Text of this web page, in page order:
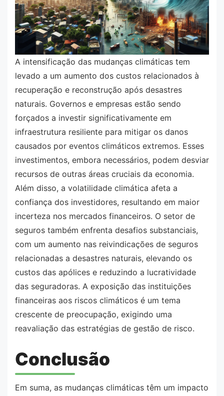
A intensificação das mudanças climáticas tem
levado a um aumento dos custos relacionados à
recuperação e reconstrução após desastres
naturais. Governos e empresas estão sendo
forçados a investir significativamente em
infraestrutura resiliente para mitigar os danos
causados por eventos climáticos extremos. Esses
investimentos, embora necessários, podem desviar
recursos de outras áreas cruciais da economia.
Além disso, a volatilidade climática afeta a
confiança dos investidores, resultando em maior
incerteza nos mercados financeiros. O setor de
seguros também enfrenta desafios substanciais,
com um aumento nas reivindicações de seguros
relacionadas a desastres naturais, elevando os
custos das apólices e reduzindo a lucratividade
das seguradoras. A exposição das instituições
financeiras aos riscos climáticos é um tema
crescente de preocupação, exigindo uma
reavaliação das estratégias de gestão de risco.
Conclusão
Em suma, as mudanças climáticas têm um impacto